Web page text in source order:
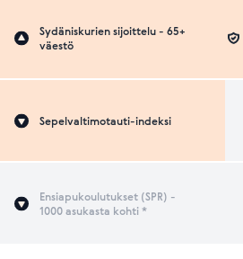
Sydäniskurien sijoittelu - 65+
väestö
Sepelvaltimotauti-indeksi
Ensiapukoulutukset (SPR) -
1000 asukasta kohti *